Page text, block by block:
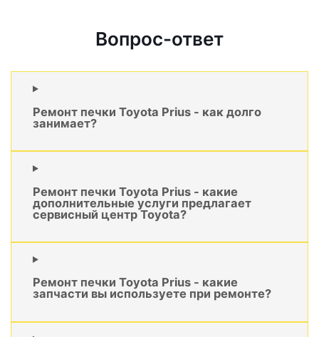
Вопрос-ответ
Ремонт печки Toyota Prius - как долго
занимает?
Ремонт печки Toyota Prius - какие
дополнительные услуги предлагает
сервисный центр Toyota?
Ремонт печки Toyota Prius - какие
запчасти вы используете при ремонте?